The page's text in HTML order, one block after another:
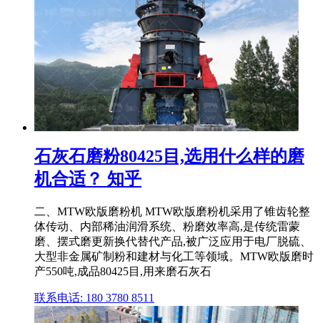
石灰石磨粉80425目,选用什么样的磨
机合适？ 知乎
二、MTW欧版磨粉机 MTW欧版磨粉机采用了锥齿轮整
体传动、内部稀油润滑系统、粉磨效率高,是传统雷蒙
磨、摆式磨更新换代替代产品,被广泛应用于电厂脱硫、
大型非金属矿制粉和建材与化工等领域。MTW欧版磨时
产550吨,成品80425目,用来磨石灰石
联系电话: 180 3780 8511